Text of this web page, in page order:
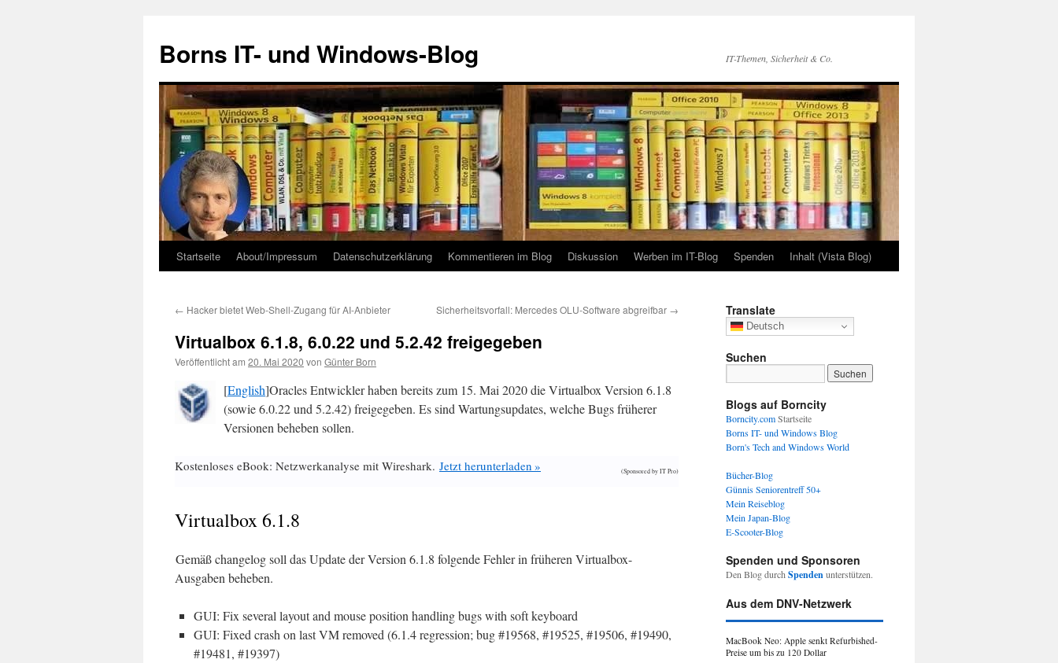
springen
Borns IT- und Windows-Blog IT-Themen, Sicherheit & Co.
Startseite About/Impressum Datenschutzerklärung Kommentieren im Blog Diskussion Werben im IT-Blog Spenden Inhalt (Vista Blog)
← Hacker bietet Web-Shell-Zugang für AI-Anbieter Sicherheitsvorfall: Mercedes OLU-Software abgreifbar →
Virtualbox 6.1.8, 6.0.22 und 5.2.42 freigegeben
Veröffentlicht am 20. Mai 2020 von Günter Born
[English]Oracles Entwickler haben bereits zum 15. Mai 2020 die Virtualbox Version 6.1.8
(sowie 6.0.22 und 5.2.42) freigegeben. Es sind Wartungsupdates, welche Bugs früherer
Versionen beheben sollen.
Kostenloses eBook: Netzwerkanalyse mit Wireshark. Jetzt herunterladen » (Sponsored by IT Pro)
Virtualbox 6.1.8
Gemäß changelog soll das Update der Version 6.1.8 folgende Fehler in früheren Virtualbox-
Ausgaben beheben.
GUI: Fix several layout and mouse position handling bugs with soft keyboard
GUI: Fixed crash on last VM removed (6.1.4 regression; bug #19568, #19525, #19506, #19490,
#19481, #19397)
Translate
Deutsch
Suchen
Blogs auf Borncity
Borncity.comStartseite
Borns IT- und Windows Blog
Born's Tech and Windows World
Bücher-Blog
Günnis Seniorentreff 50+
Mein Reiseblog
Mein Japan-Blog
E-Scooter-Blog
Spenden und Sponsoren
Den Blog durch Spendenunterstützen.
Aus dem DNV-Netzwerk
MacBook Neo: Apple senkt Refurbished-
Preise um bis zu 120 Dollar